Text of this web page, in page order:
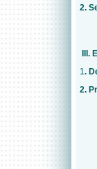
2.
III.
1.
2.